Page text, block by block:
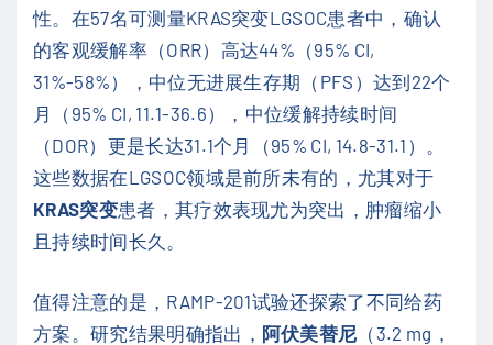
性。在57名可测量KRAS突变LGSOC患者中，确认
的客观缓解率（ORR）高达44%（95% CI,
31%-58%），中位无进展生存期（PFS）达到22个
月（95% CI, 11.1-36.6），中位缓解持续时间
（DOR）更是长达31.1个月（95% CI, 14.8-31.1）。
这些数据在LGSOC领域是前所未有的，尤其对于
KRAS突变患者，其疗效表现尤为突出，肿瘤缩小
且持续时间长久。
值得注意的是，RAMP-201试验还探索了不同给药
方案。研究结果明确指出， 阿伏美替尼 （3.2 mg，